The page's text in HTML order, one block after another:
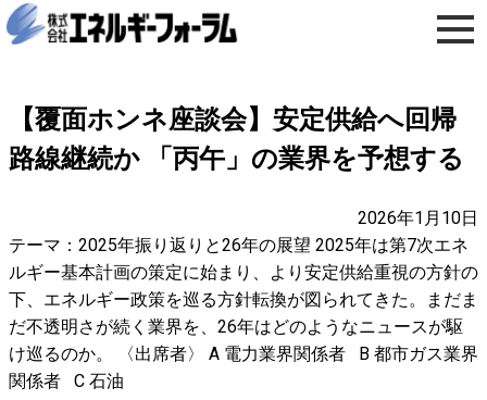
【覆面ホンネ座談会】安定供給へ回帰
路線継続か 「丙午」の業界を予想する
2026年1月10日
テーマ：2025年振り返りと26年の展望 2025年は第7次エネ
ルギー基本計画の策定に始まり、より安定供給重視の方針の
下、エネルギー政策を巡る方針転換が図られてきた。まだま
だ不透明さが続く業界を、26年はどのようなニュースが駆
け巡るのか。 〈出席者〉 A 電力業界関係者 B 都市ガス業界
関係者 C 石油